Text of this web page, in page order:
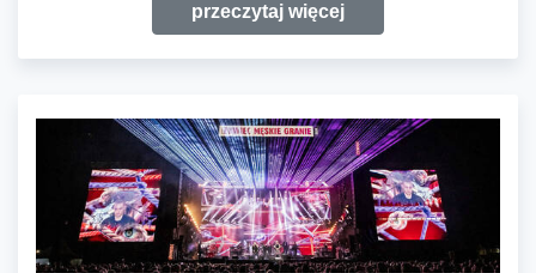
przeczytaj więcej